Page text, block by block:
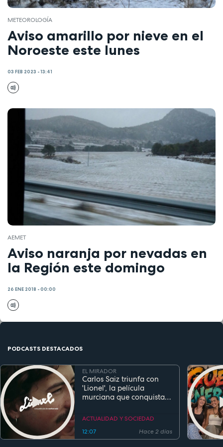
METEOROLOGÍA
Aviso amarillo por nieve en el
Noroeste este lunes
03 FEB 2023 - 13:41
AEMET
Aviso naranja por nevadas en
la Región este domingo
26 ENE 2018 - 00:00
PODCASTS DESTACADOS
EL MIRADOR
Carlos Saiz triunfa con
'Lionel', la película
murciana que conquista
estreno
ACTUALIDAD Y SOCIEDAD
12:07
Hace 2 días